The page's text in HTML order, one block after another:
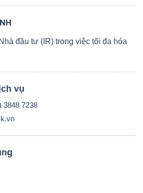
đầu tư (IR) trong việc tối đa hóa
vụ
3848 7238